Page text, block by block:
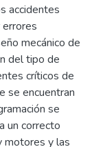
accidentes
mecánico de
del tipo de
críticos de
se encuentran
se
un correcto
motores y las